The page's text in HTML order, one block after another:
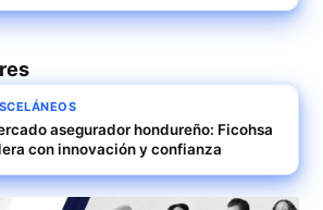
asegurador hondureño: Ficohsa
con innovación y confianza